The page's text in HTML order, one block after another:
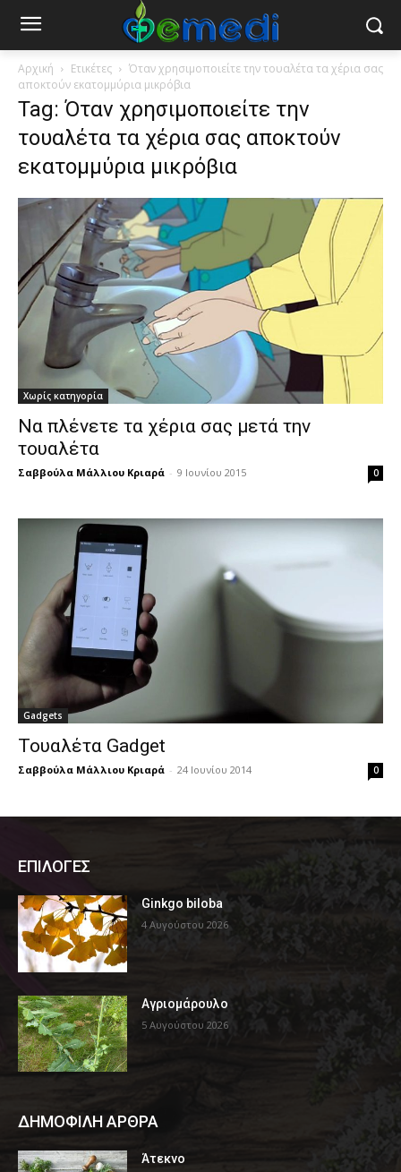
Αρχική Ετικέτες
Όταν χρησιμοποιείτε την τουαλέτα τα χέρια σας
αποκτούν εκατομμύρια μικρόβια
Tag: Όταν χρησιμοποιείτε την
τουαλέτα τα χέρια σας αποκτούν
εκατομμύρια μικρόβια
Χωρίς κατηγορία
Να πλένετε τα χέρια σας μετά την
τουαλέτα
Σαββούλα Μάλλιου Κριαρά - 9 Ιουνίου 2015 0
Gadgets
Τουαλέτα Gadget
Σαββούλα Μάλλιου Κριαρά - 24 Ιουνίου 2014 0
ΕΠΙΛΟΓΕΣ
Ginkgo biloba
4 Αυγούστου 2026
Αγριομάρουλο
5 Αυγούστου 2026
ΔΗΜΟΦΙΛΗ ΑΡΘΡΑ
Άτεκνο